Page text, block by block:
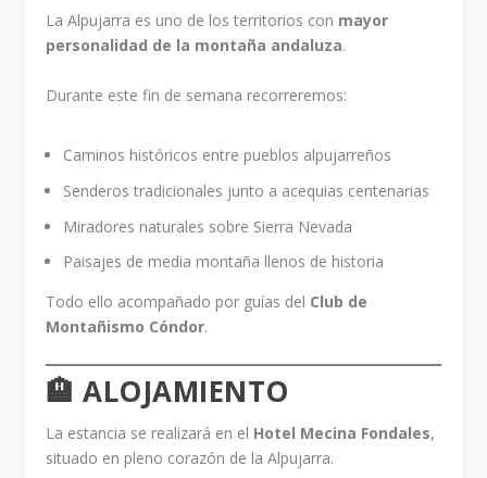
La Alpujarra es uno de los territorios con mayor
personalidad de la montaña andaluza.
Durante este fin de semana recorreremos:
Caminos históricos entre pueblos alpujarreños
Senderos tradicionales junto a acequias centenarias
Miradores naturales sobre Sierra Nevada
Paisajes de media montaña llenos de historia
Todo ello acompañado por guías del Club de
Montañismo Cóndor.
🏨 ALOJAMIENTO
La estancia se realizará en el Hotel Mecina Fondales,
situado en pleno corazón de la Alpujarra.